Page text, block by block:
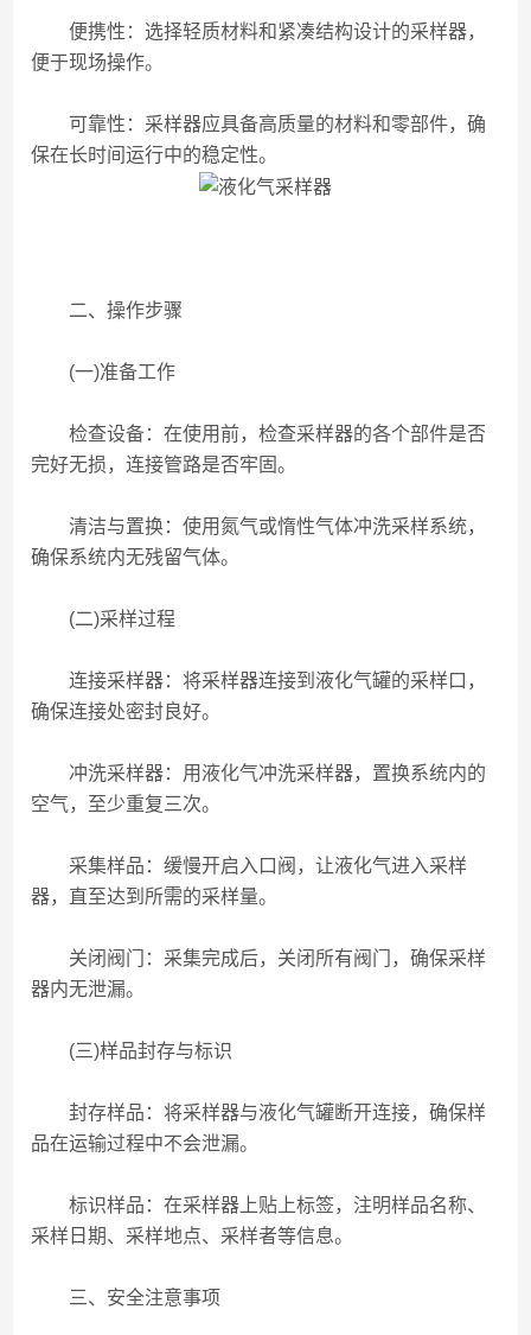
便携性：选择轻质材料和紧凑结构设计的采样器，
便于现场操作。
可靠性：采样器应具备高质量的材料和零部件，确
保在长时间运行中的稳定性。
二、操作步骤
(一)准备工作
检查设备：在使用前，检查采样器的各个部件是否
完好无损，连接管路是否牢固。
清洁与置换：使用氮气或惰性气体冲洗采样系统，
确保系统内无残留气体。
(二)采样过程
连接采样器：将采样器连接到液化气罐的采样口，
确保连接处密封良好。
冲洗采样器：用液化气冲洗采样器，置换系统内的
空气，至少重复三次。
采集样品：缓慢开启入口阀，让液化气进入采样
器，直至达到所需的采样量。
关闭阀门：采集完成后，关闭所有阀门，确保采样
器内无泄漏。
(三)样品封存与标识
封存样品：将采样器与液化气罐断开连接，确保样
品在运输过程中不会泄漏。
标识样品：在采样器上贴上标签，注明样品名称、
采样日期、采样地点、采样者等信息。
三、安全注意事项